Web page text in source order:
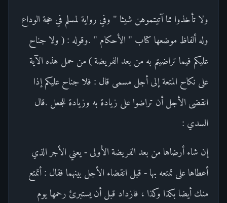
ولا تأخذوا مما آتيتموهن شيئا " وفي رواية لمسلم في حجة الوداع
وله ألفاظ موضعها كتاب " الأحكام " .وقوله : ( ولا جناح
عليكم فيما تراضيتم به من بعد الفريضة ) من حمل هذه الآية
على نكاح المتعة إلى أجل مسمى قال : فلا جناح عليكم إذا
انقضى الأجل أن تراضوا على زيادة به وزيادة للجعل .قال
السدي :
إن شاء أرضاها من بعد الفريضة الأولى - يعني الأجر الذي
أعطاها على تمتعه بها - قبل انقضاء الأجل بينهما فقال : أتمتع
منك أيضا بكذا وكذا ، فازداد قبل أن يستبرئ رحمها يوم